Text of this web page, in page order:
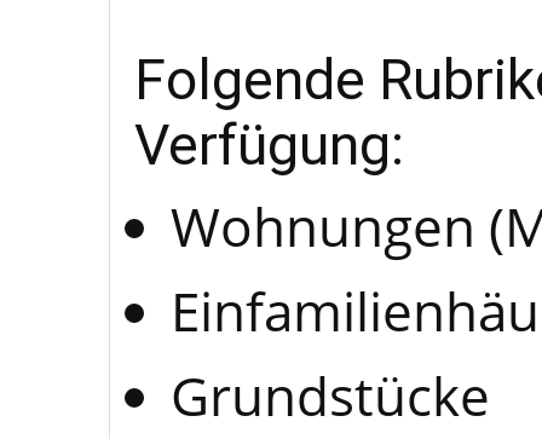
Folgende
Verfügung:
Wohnungen
Grundstücke